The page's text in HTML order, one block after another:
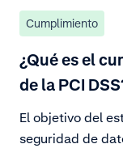
Cumplimiento
¿Qué es el
de la PCI
El objetivo del
seguridad de